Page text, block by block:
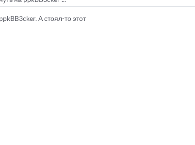
А стоял-то этот